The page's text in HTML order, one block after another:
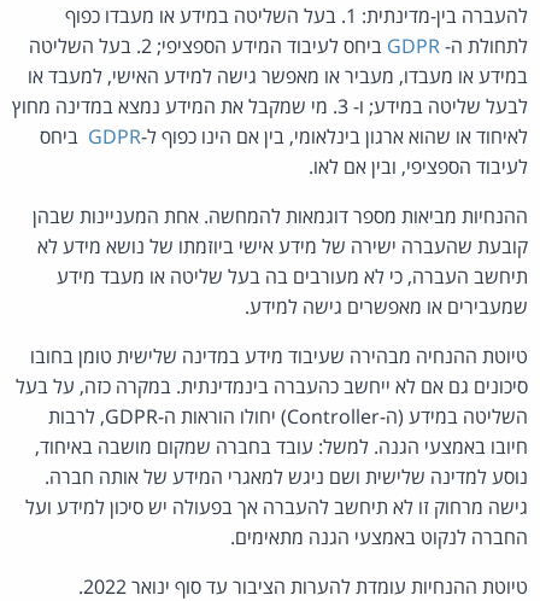
להעברה בין-מדינתית: 1. בעל השליטה במידע או מעבדו כפוף
לתחולת ה-GDPR
ביחס לעיבוד המידע הספציפי; 2. בעל השליטה
במידע או מעבדו, מעביר או מאפשר גישה למידע האישי, למעבד או
לבעל שליטה במידע; ו- 3. מי שמקבל את המידע נמצא במדינה מחוץ
לאיחוד או שהוא ארגון בינלאומי, בין אם הינו כפוף ל-GDPR ביחס
לעיבוד הספציפי, ובין אם לאו.
ההנחיות מביאות מספר דוגמאות להמחשה. אחת המעניינות שבהן
קובעת שהעברה ישירה של מידע אישי ביוזמתו של נושא מידע לא
תיחשב העברה, כי לא מעורבים בה בעל שליטה או מעבד מידע
שמעבירים או מאפשרים גישה למידע.
טיוטת ההנחיה מבהירה שעיבוד מידע במדינה שלישית טומן בחובו
סיכונים גם אם לא ייחשב כהעברה בינמדינתית. במקרה כזה, על בעל
השליטה במידע (ה-Controller) יחולו הוראות ה-GDPR, לרבות
חיובו באמצעי הגנה. למשל: עובד בחברה שמקום מושבה באיחוד,
נוסע למדינה שלישית ושם ניגש למאגרי המידע של אותה חברה.
גישה מרחוק זו לא תיחשב להעברה אך בפעולה יש סיכון למידע ועל
החברה לנקוט באמצעי הגנה מתאימים.
טיוטת ההנחיות עומדת להערות הציבור עד סוף ינואר 2022.